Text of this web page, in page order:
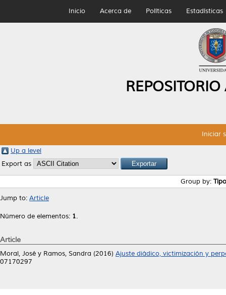
Inicio Acerca de Políticas Estadísticas
Iniciar
Up a level
Export as
Group by:
Jump to: Article
Número de elementos: 1.
Article
Moral, José y Ramos, Sandra (2016) Ajuste diádico, victimización y
07170297